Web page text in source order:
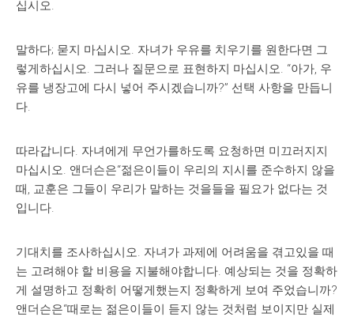
십시오.
말하다; 묻지 마십시오. 자녀가 우유를 치우기를 원한다면 그
렇게하십시오. 그러나 질문으로 표현하지 마십시오. “아가, 우
유를 냉장고에 다시 넣어 주시겠습니까?” 선택 사항을 만듭니
다.
따라갑니다. 자녀에게 무언가를하도록 요청하면 미끄러지지
마십시오. 앤더슨은“젊은이들이 우리의 지시를 준수하지 않을
때, 교훈은 그들이 우리가 말하는 것을들을 필요가 없다는 것
입니다.
기대치를 조사하십시오. 자녀가 과제에 어려움을 겪고있을 때
는 고려해야 할 비용을 지불해야합니다. 예상되는 것을 정확하
게 설명하고 정확히 어떻게했는지 정확하게 보여 주었습니까?
앤더슨은“때로는 젊은이들이 듣지 않는 것처럼 보이지만 실제